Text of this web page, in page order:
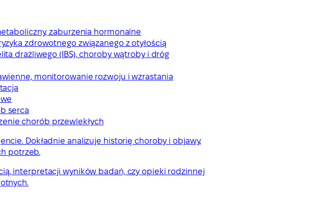
zaburzenia hormonalne
zdrowotnego związanego z otyłością
drażliwego (IBS), choroby wątroby i dróg
monitorowanie rozwoju i wzrastania
serca
chorób przewlekłych
Dokładnie analizuje historię choroby i objawy,
potrzeb.
interpretacji wyników badań, czy opieki rodzinnej